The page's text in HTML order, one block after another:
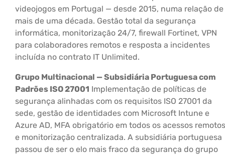
videojogos em Portugal — desde 2015, numa relação de
mais de uma década. Gestão total da segurança
informática, monitorização 24/7, firewall Fortinet, VPN
para colaboradores remotos e resposta a incidentes
incluída no contrato IT Unlimited.
Grupo Multinacional — Subsidiária Portuguesa com
Padrões ISO 27001 Implementação de políticas de
segurança alinhadas com os requisitos ISO 27001 da
sede, gestão de identidades com Microsoft Intune e
Azure AD, MFA obrigatório em todos os acessos remotos
e monitorização centralizada. A subsidiária portuguesa
passou de ser o elo mais fraco da segurança do grupo